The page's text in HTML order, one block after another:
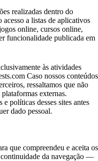
realizadas dentro do
a listas de aplicativos
online, cursos online,
funcionalidade publicada em
às atividades
Caso nossos conteúdos
ressaltamos que não
externas.
políticas desses sites antes
dado pessoal.
que compreendeu e aceita os
da navegação —